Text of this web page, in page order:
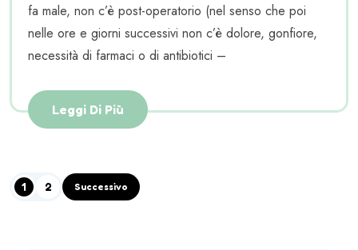
fa male, non c’è post-operatorio (nel senso che poi
nelle ore e giorni successivi non c’è dolore, gonfiore,
necessità di farmaci o di antibiotici –
Leggi Di Più
1 2 Successivo